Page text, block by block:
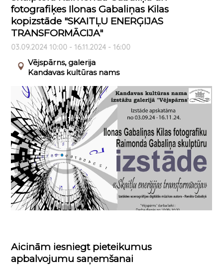
fotografiķes Ilonas Gabaliņas Kilas
kopizstāde "SKAITĻU ENERĢIJAS
TRANSFORMĀCIJA"
03.09.2024 10:00 - 16.11.2024 - 16:00
Vējspārns, galerija
Kandavas kultūras nams
Aicinām iesniegt pieteikumus
apbalvojumu saņemšanai